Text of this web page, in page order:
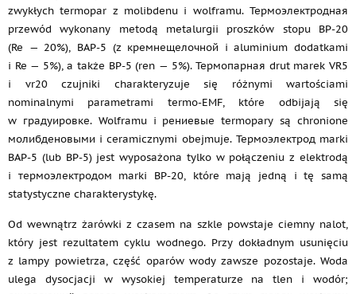
zwykłych termopar z molibdenu i wolframu. Термоэлектродная
przewód wykonany metodą metalurgii proszków stopu BP-20
(Re — 20%), BAP-5 (z кремнещелочной i aluminium dodatkami
i Re — 5%), a także BP-5 (ren — 5%). Термопарная drut marek VR5
i vr20 czujniki charakteryzuje się różnymi wartościami
nominalnymi parametrami termo-EMF, które odbijają się
w градуировке. Wolframu i рениевые termopary są chronione
молибденовыми i ceramicznymi obejmuje. Термоэлектрод marki
BAP-5 (lub BP-5) jest wyposażona tylko w połączeniu z elektrodą
i термоэлектродом marki BP-20, które mają jedną i tę samą
statystyczne charakterystykę.
Od wewnątrz żarówki z czasem na szkle powstaje ciemny nalot,
który jest rezultatem cyklu wodnego. Przy dokładnym usunięciu
z lampy powietrza, część oparów wody zawsze pozostaje. Woda
ulega dysocjacji w wysokiej temperaturze na tlen i wodór;